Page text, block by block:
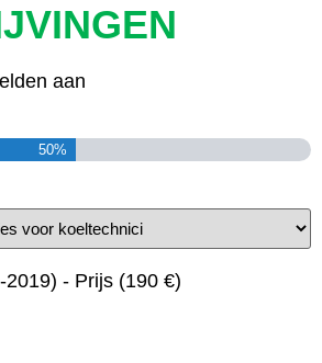
aan
50%
- Prijs (190 €)